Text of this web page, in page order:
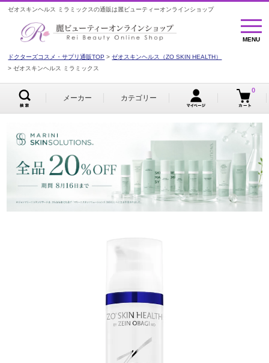
ゼオスキンヘルス ミラミックスの通販は麗ビューティーオンラインショップ
MENU
MENU
ドクターズコスメ・サプリ通販TOP
ゼオスキンヘルス（ZO SKIN HEALTH）
ゼオスキンヘルス ミラミックス
メーカー カテゴリー
0